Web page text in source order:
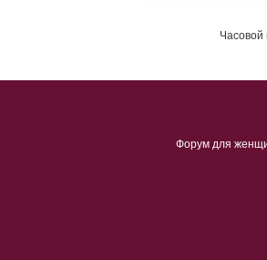
Часовой
Форум для